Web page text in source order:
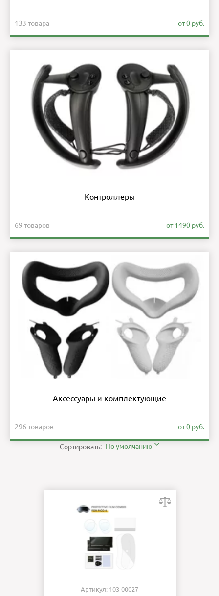
133 товара от 0 руб.
Контроллеры
69 товаров от 1490 руб.
Аксессуары и комплектующие
296 товаров от 0 руб.
Сортировать: По умолчанию
Артикул: 103-00027